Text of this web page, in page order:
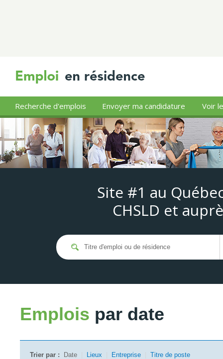
Recherche d'emplois Envoyer ma candidature Voir
Site #1 au
CHSLD et
Emplois par date
Trier par : Date Lieux Entreprise Titre de poste